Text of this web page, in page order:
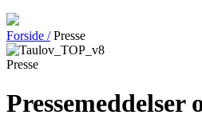
Forside / Presse
Presse
Pressemeddelser